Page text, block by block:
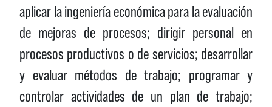
aplicar la ingeniería económica para la evaluación
de mejoras de procesos; dirigir personal en
procesos productivos o de servicios; desarrollar
y evaluar métodos de trabajo; programar y
controlar actividades de un plan de trabajo;